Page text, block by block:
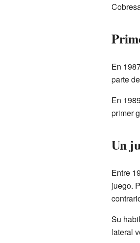
En
parte
En
primer
Un
Entre
juego.
Su
lateral